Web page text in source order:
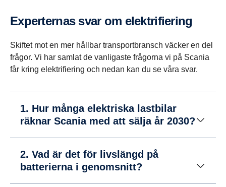
Exper­ternas svar om elekt­ri­fi­e­ring
Skiftet mot en mer hållbar transportbransch väcker en del
frågor. Vi har samlat de vanligaste frågorna vi på Scania
får kring elektrifiering och nedan kan du se våra svar.
1. Hur många elektriska lastbilar
räknar Scania med att sälja år 2030?
2. Vad är det för livslängd på
batterierna i genomsnitt?